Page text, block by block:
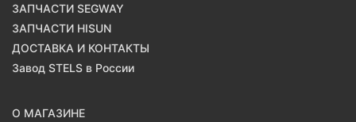
ЗАПЧАСТИ SEGWAY
ЗАПЧАСТИ HISUN
ДОСТАВКА И КОНТАКТЫ
Завод STELS в России
О МАГАЗИНЕ